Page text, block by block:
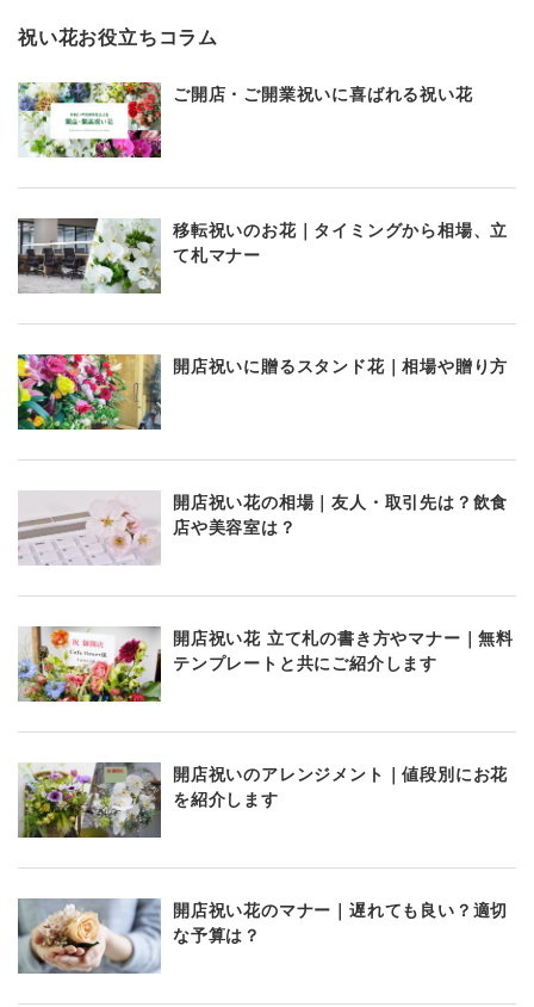
祝い花お役立ちコラム
ご開店・ご開業祝いに喜ばれる祝い花
移転祝いのお花｜タイミングから相場、立
て札マナー
開店祝いに贈るスタンド花｜相場や贈り方
開店祝い花の相場｜友人・取引先は？飲食
店や美容室は？
開店祝い花 立て札の書き方やマナー｜無料
テンプレートと共にご紹介します
開店祝いのアレンジメント｜値段別にお花
を紹介します
開店祝い花のマナー｜遅れても良い？適切
な予算は？